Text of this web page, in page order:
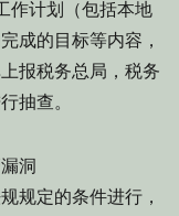
计划（包括本地
成的目标等内容，
报税务总局，税务
抽查。
洞
定的条件进行，